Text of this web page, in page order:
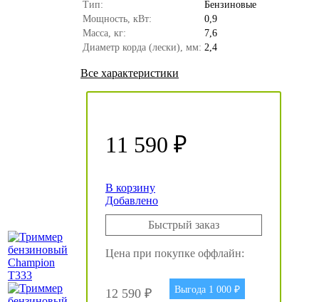
Тип:
Бензиновые
Мощность, кВт:
0,9
Масса, кг:
7,6
Диаметр корда (лески), мм: 2,4
Все характеристики
11 590 ₽
В корзину
Добавлено
Быстрый заказ
Цена при покупке оффлайн:
12 590 ₽ Выгода 1 000 ₽